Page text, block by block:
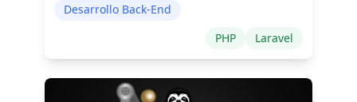
Desarrollo Back-End
PHP
Laravel